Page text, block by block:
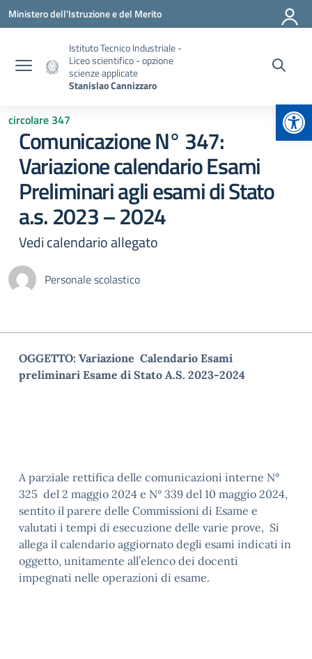
Vai ai contenuti
Vai al menu di navigazione
Vai al footer
Ministero dell'Istruzione e del Merito
Istituto Tecnico Industriale -
Liceo scientifico - opzione
scienze applicate
Stanislao Cannizzaro
circolare 347
Comunicazione N° 347:
Variazione calendario Esami
Preliminari agli esami di Stato
a.s. 2023 – 2024
Vedi calendario allegato
Personale scolastico
OGGETTO: Variazione Calendario Esami
preliminari Esame di Stato A.S. 2023-2024
A parziale rettifica delle comunicazioni interne N°
325 del 2 maggio 2024 e N° 339 del 10 maggio 2024,
sentito il parere delle Commissioni di Esame e
valutati i tempi di esecuzione delle varie prove, Si
allega il calendario aggiornato degli esami indicati in
oggetto, unitamente all’elenco dei docenti
impegnati nelle operazioni di esame.